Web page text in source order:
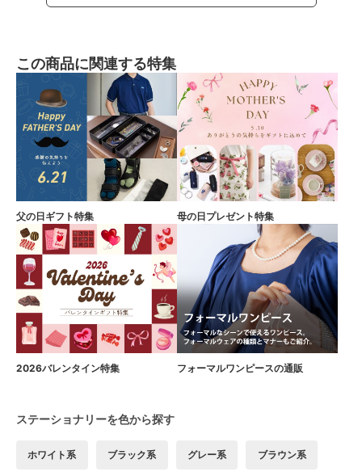
この商品に関連する特集
父の日ギフト特集 母の日プレゼント特集
2026バレンタイン特集 フォーマルワンピースの通販
ステーショナリーを色から探す
ホワイト系 ブラック系 グレー系 ブラウン系